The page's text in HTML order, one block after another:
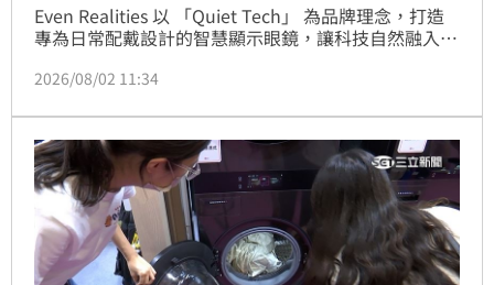
Even Realities 以 「Quiet Tech」 為品牌理念，打造
專為日常配戴設計的智慧顯示眼鏡，讓科技自然融入生
家 iNNOHOME，宣布在台推出 Even G2 AI 智慧眼鏡與
2026/08/02 11:34